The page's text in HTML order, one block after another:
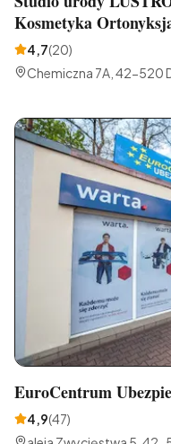
Kosmetyka
4,7(20)
Chemiczna 7A, 42-520
EuroCentrum
4,9(47)